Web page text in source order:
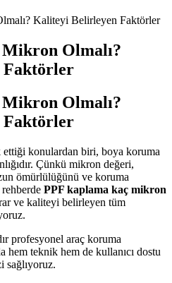
Olmalı?
Faktörler
Olmalı?
Faktörler
konulardan biri, boya koruma
Çünkü mikron değeri,
ömürlülüğünü ve koruma
PPF kaplama kaç mikron
ve kaliteyi belirleyen tüm
profesyonel araç koruma
hem teknik hem de kullanıcı dostu
sağlıyoruz.